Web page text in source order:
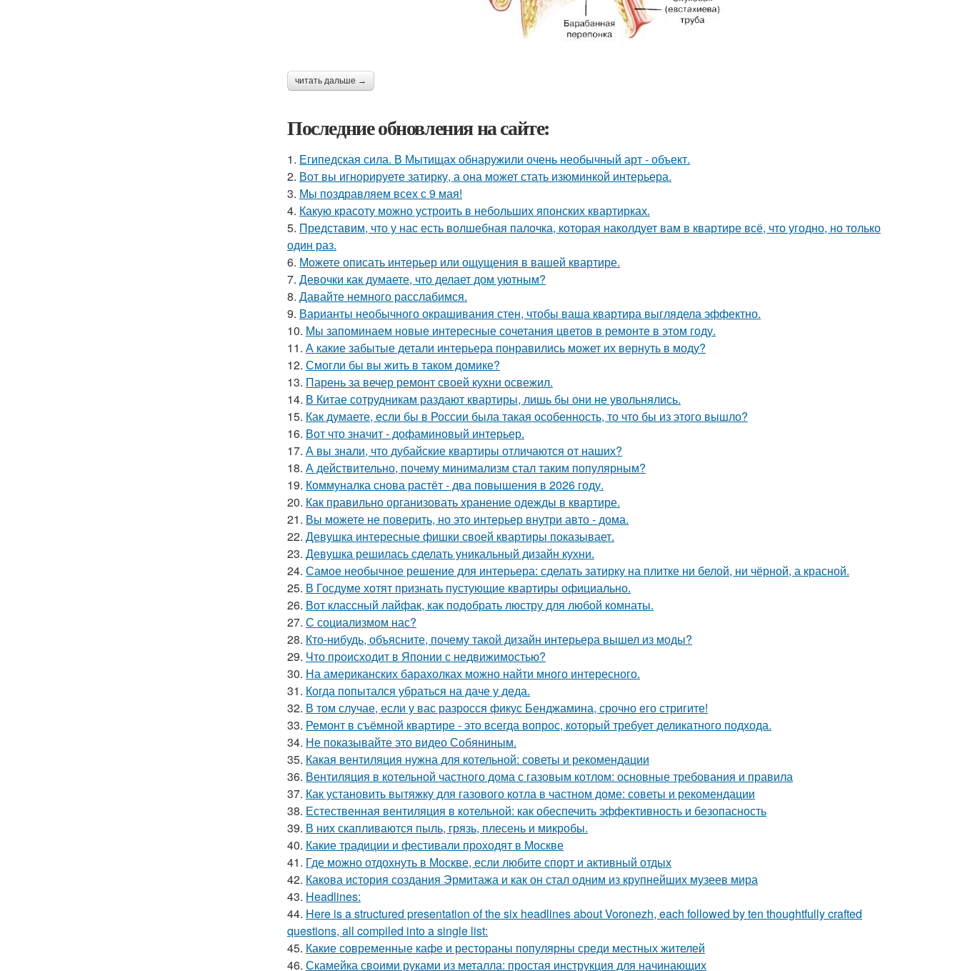
читать дальше →
Последние обновления на сайте:
1. Египедская сила. В Мытищах обнаружили очень необычный арт - объект.
2. Вот вы игнорируете затирку, а она может стать изюминкой интерьера.
3. Мы поздравляем всех с 9 мая!
4. Какую красоту можно устроить в небольших японских квартирках.
5. Представим, что у нас есть волшебная палочка, которая наколдует вам в квартире всё, что угодно, но только
один раз.
6. Можете описать интерьер или ощущения в вашей квартире.
7. Девочки как думаете, что делает дом уютным?
8. Давайте немного расслабимся.
9. Варианты необычного окрашивания стен, чтобы ваша квартира выглядела эффектно.
10. Мы запоминаем новые интересные сочетания цветов в ремонте в этом году.
11. А какие забытые детали интерьера понравились может их вернуть в моду?
12. Смогли бы вы жить в таком домике?
13. Парень за вечер ремонт своей кухни освежил.
14. В Китае сотрудникам раздают квартиры, лишь бы они не увольнялись.
15. Как думаете, если бы в России была такая особенность, то что бы из этого вышло?
16. Вот что значит - дофаминовый интерьер.
17. А вы знали, что дубайские квартиры отличаются от наших?
18. А действительно, почему минимализм стал таким популярным?
19. Коммуналка снова растёт - два повышения в 2026 году.
20. Как правильно организовать хранение одежды в квартире.
21. Вы можете не поверить, но это интерьер внутри авто - дома.
22. Девушка интересные фишки своей квартиры показывает.
23. Девушка решилась сделать уникальный дизайн кухни.
24. Самое необычное решение для интерьера: сделать затирку на плитке ни белой, ни чёрной, а красной.
25. В Госдуме хотят признать пустующие квартиры официально.
26. Вот классный лайфак, как подобрать люстру для любой комнаты.
27. С социализмом нас?
28. Кто-нибудь, объясните, почему такой дизайн интерьера вышел из моды?
29. Что происходит в Японии с недвижимостью?
30. На американских барахолках можно найти много интересного.
31. Когда попытался убраться на даче у деда.
32. В том случае, если у вас разросся фикус Бенджамина, срочно его стригите!
33. Ремонт в съёмной квартире - это всегда вопрос, который требует деликатного подхода.
34. Не показывайте это видео Собяниным.
35. Какая вентиляция нужна для котельной: советы и рекомендации
36. Вентиляция в котельной частного дома с газовым котлом: основные требования и правила
37. Как установить вытяжку для газового котла в частном доме: советы и рекомендации
38. Естественная вентиляция в котельной: как обеспечить эффективность и безопасность
39. В них скапливаются пыль, грязь, плесень и микробы.
40. Какие традиции и фестивали проходят в Москве
41. Где можно отдохнуть в Москве, если любите спорт и активный отдых
42. Какова история создания Эрмитажа и как он стал одним из крупнейших музеев мира
43. Headlines:
44. Here is a structured presentation of the six headlines about Voronezh, each followed by ten thoughtfully crafted
questions, all compiled into a single list:
45. Какие современные кафе и рестораны популярны среди местных жителей
46. Скамейка своими руками из металла: простая инструкция для начинающих